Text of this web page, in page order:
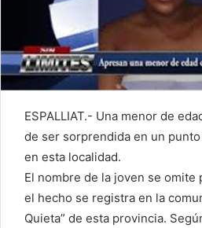
ESPALLIAT.- Una menor de
de ser sorprendida en un
en esta localidad.
El nombre de la joven se omite
el hecho se registra en la
Quieta” de esta provincia.